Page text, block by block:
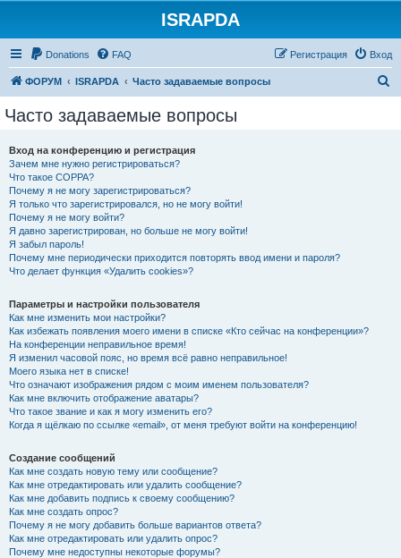
ISRAPDA
Donations FAQ Вход
Регистрация
ФОРУМ ISRAPDA Часто задаваемые вопросы
Часто задаваемые вопросы
Вход на конференцию и регистрация
Зачем мне нужно регистрироваться?
Что такое COPPA?
Почему я не могу зарегистрироваться?
Я только что зарегистрировался, но не могу войти!
Почему я не могу войти?
Я давно зарегистрирован, но больше не могу войти!
Я забыл пароль!
Почему мне периодически приходится повторять ввод имени и пароля?
Что делает функция «Удалить cookies»?
Параметры и настройки пользователя
Как мне изменить мои настройки?
Как избежать появления моего имени в списке «Кто сейчас на конференции»?
На конференции неправильное время!
Я изменил часовой пояс, но время всё равно неправильное!
Моего языка нет в списке!
Что означают изображения рядом с моим именем пользователя?
Как мне включить отображение аватары?
Что такое звание и как я могу изменить его?
Когда я щёлкаю по ссылке «email», от меня требуют войти на конференцию!
Создание сообщений
Как мне создать новую тему или сообщение?
Как мне отредактировать или удалить сообщение?
Как мне добавить подпись к своему сообщению?
Как мне создать опрос?
Почему я не могу добавить больше вариантов ответа?
Как мне отредактировать или удалить опрос?
Почему мне недоступны некоторые форумы?